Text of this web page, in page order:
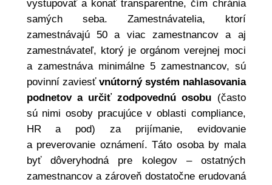
vystupovať a konať transparentne, čím chránia
samých seba. Zamestnávatelia, ktorí
zamestnávajú 50 a viac zamestnancov a aj
zamestnávateľ, ktorý je orgánom verejnej moci
a zamestnáva minimálne 5 zamestnancov, sú
povinní zaviesť vnútorný systém nahlasovania
podnetov a určiť zodpovednú osobu (často
sú nimi osoby pracujúce v oblasti compliance,
HR a pod) za prijímanie, evidovanie
a preverovanie oznámení. Táto osoba by mala
byť dôveryhodná pre kolegov – ostatných
zamestnancov a zároveň dostatočne erudovaná